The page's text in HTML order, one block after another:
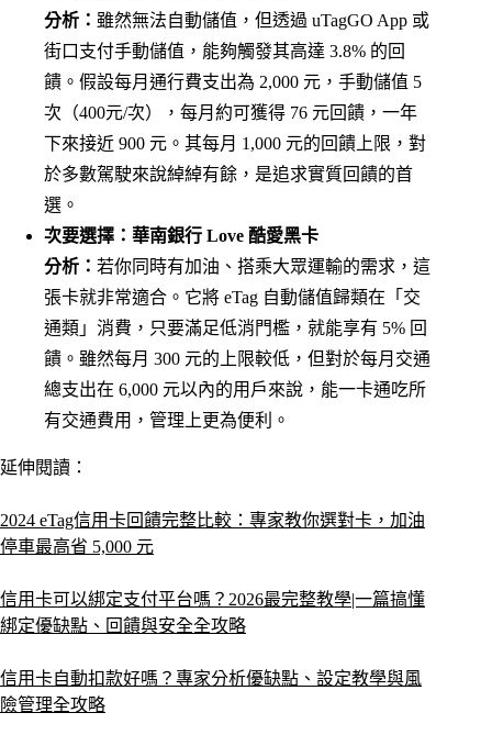
分析： 雖然無法自動儲值，但透過 uTagGO App 或
街口支付手動儲值，能夠觸發其高達 3.8% 的回
饋。假設每月通行費支出為 2,000 元，手動儲值 5
次（400元/次），每月約可獲得 76 元回饋，一年
下來接近 900 元。其每月 1,000 元的回饋上限，對
於多數駕駛來說綽綽有餘，是追求實質回饋的首
選。
次要選擇：華南銀行 Love 酷愛黑卡
分析： 若你同時有加油、搭乘大眾運輸的需求，這
張卡就非常適合。它將 eTag 自動儲值歸類在「交
通類」消費，只要滿足低消門檻，就能享有 5% 回
饋。雖然每月 300 元的上限較低，但對於每月交通
總支出在 6,000 元以內的用戶來說，能一卡通吃所
有交通費用，管理上更為便利。
延伸閱讀：
2024 eTag信用卡回饋完整比較：專家教你選對卡，加油
停車最高省 5,000 元
信用卡可以綁定支付平台嗎？2026最完整教學|一篇搞懂
綁定優缺點、回饋與安全全攻略
信用卡自動扣款好嗎？專家分析優缺點、設定教學與風
險管理全攻略